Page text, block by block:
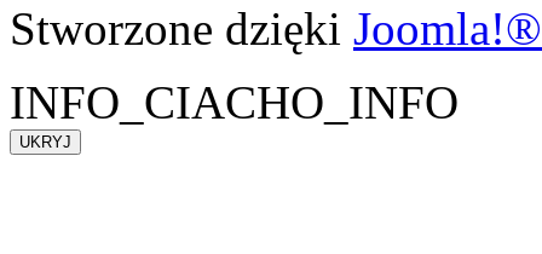
Stworzone dzięki Joomla!®
INFO_CIACHO_INFO